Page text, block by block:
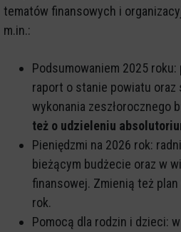
tematów finansowych i
m.in.:
Podsumowaniem 2025
raport o stanie powiatu oraz
wykonania zeszłorocznego
też o udzieleniu
Pieniędzmi na 2026 rok:
bieżącym budżecie oraz w
finansowej. Zmienią też plan
rok.
Pomocą dla rodzin i dzieci: